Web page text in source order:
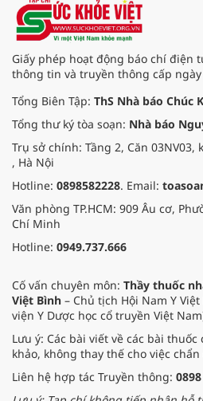
Giấy phép hoạt động báo chí điện
thông tin và truyền thông cấp ngày
Tổng Biên Tập: ThS Nhà báo Chúc
Tổng thư ký tòa soạn: Nhà báo
Trụ sở chính: Tầng 2, Căn
, Hà Nội
Hotline: 0898582228. Email:
Văn phòng TP.HCM: 909 Âu cơ,
Chí Minh
Hotline: 0949.737.666
Cố vấn chuyên môn: Thầy thuốc
Việt Bình – Chủ tịch Hội Nam Y
viện Y Dược học cổ truyền Việt
Lưu ý: Các bài viết về các bài
khảo, không thay thế cho việc
Liên hệ hợp tác Truyền thông: